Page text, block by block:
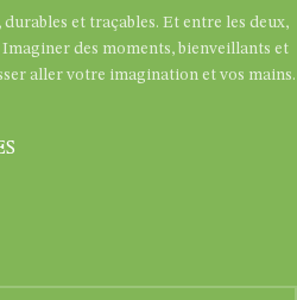
et traçables. Et entre les deux,
des moments, bienveillants et
aller votre imagination et vos mains.